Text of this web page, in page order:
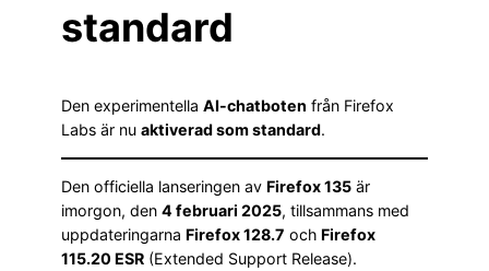
standard
Den experimentella AI-chatboten från Firefox
Labs är nu aktiverad som standard.
Den officiella lanseringen av Firefox 135 är
imorgon, den 4 februari 2025, tillsammans med
uppdateringarna Firefox 128.7 och Firefox
115.20 ESR (Extended Support Release).